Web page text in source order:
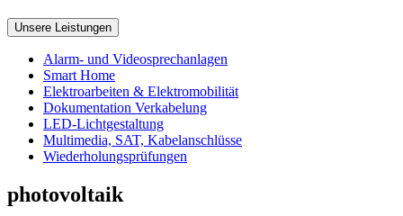
Unsere Leistungen
Alarm- und Videosprechanlagen
Smart Home
Elektroarbeiten & Elektromobilität
Dokumentation Verkabelung
LED-Lichtgestaltung
Multimedia, SAT, Kabelanschlüsse
Wiederholungsprüfungen
photovoltaik